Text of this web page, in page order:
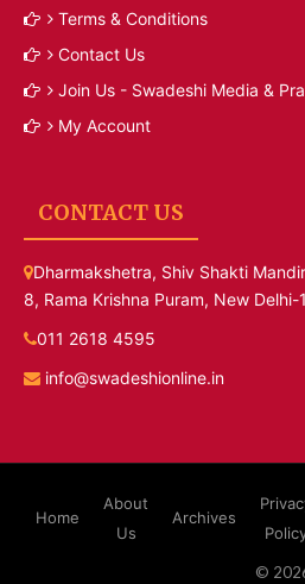
Terms & Conditions
Contact Us
Join Us - Swadeshi Media &
My Account
CONTACT US
Dharmakshetra, Shiv Shakti
8, Rama Krishna Puram, New Delhi-
011 2618 4595
info@swadeshionline.in
Home
About
Us
Archives
©